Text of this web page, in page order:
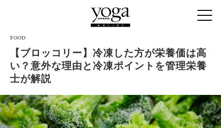
FOOD
【ブロッコリー】冷凍した方が栄養価は高
い？意外な理由と冷凍ポイントを管理栄養
士が解説